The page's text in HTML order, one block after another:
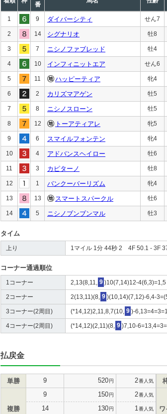
番
1 9 ダイバーシティ せん7
2 14 シグナリオ 牡8
3 7 ニシノファブレッド 牡4
4 10 インフィニットエア せん6
5 11 ハッピーティア 牝4
6 2 カリズマアゲン 牡5
7 8 ニシノスローン 牡5
8 12 トーアティアレ 牝5
9 6 スマイルフォンテン 牝4
10 4 アドバンスヘイロー 牡6
11 3 カピターノ 牡8
12 1 バンクーバーリズム 牝4
13 13 スマートスパークル 牡6
14 5 ニシノブンブンマル 牡3
タイム
上り 1マイル 1分 44秒 2 4F 50.1 - 3F
コーナー通過順位
1コーナー 2,13(8,11, 9 )10(7,14)12-4(6,3)=1,5
2コーナー 2(13,11)(8, 9 )(10,14)(7,12)-6,4-
3コーナー(2周目) (*14,12)2,11,8,7(10, 9 )-
4コーナー(2周目) (*14,12)(2,11)(8, 9 )7,10-
払戻金
単勝 9 520円 2番人気
複勝
9 150円 2番人気
14 130円 1 番人気 ワ